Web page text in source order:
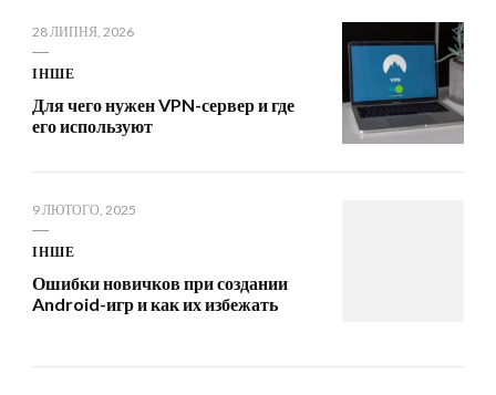
28 ЛИПНЯ, 2026
ІНШЕ
Для чего нужен VPN-сервер и где
его используют
9 ЛЮТОГО, 2025
ІНШЕ
Ошибки новичков при создании
Android-игр и как их избежать